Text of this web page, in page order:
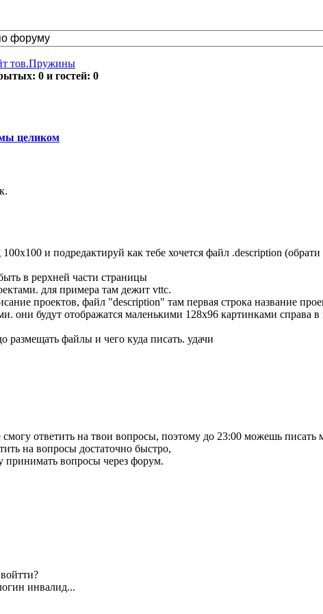
тов.Пружины
0 и гостей: 0
целиком
и подредактируй как тебе хочется файл .description
в рерхней части страницы
для примера там дежит vttc.
проектов, файл "description" там первая строка название
будут отображатся маленькими 128х96 картинками справа в
размещать файлы и чего куда писать. удачи
смогу ответить на твои вопросы, поэтому до 23:00 можешь
на вопросы достаточно быстро,
принимать вопросы через форум.
инвалид...